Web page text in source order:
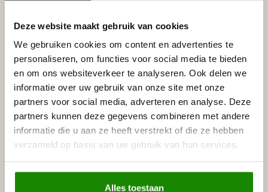
Deze website maakt gebruik van cookies
We gebruiken cookies om content en advertenties te
personaliseren, om functies voor social media te bieden
en om ons websiteverkeer te analyseren. Ook delen we
informatie over uw gebruik van onze site met onze
partners voor social media, adverteren en analyse. Deze
partners kunnen deze gegevens combineren met andere
informatie die u aan ze heeft verstrekt of die ze hebben
verzameld op basis van uw gebruik van hun services.
Alles toestaan
HOMESTAR
Homestar A3 (15 x 15 mm),
lengte 2 m
HOMESTAR
Homestar S25 (25 x 15 mm),
lengte 2 m
Op voorraad
€2,80
HOMESTAR